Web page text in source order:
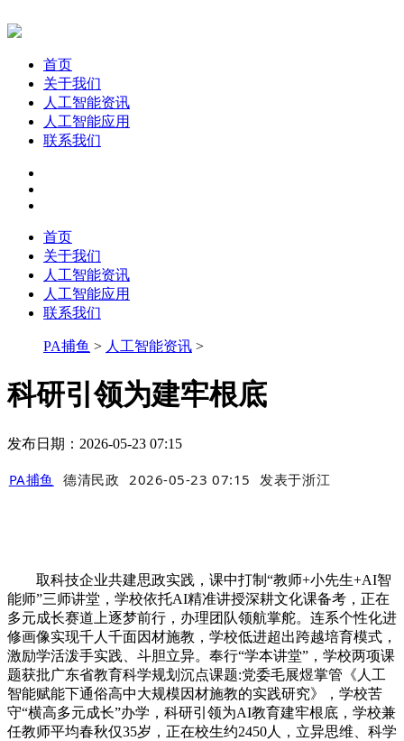
首页
关于我们
人工智能资讯
人工智能应用
联系我们
首页
关于我们
人工智能资讯
人工智能应用
联系我们
PA捕鱼 > 人工智能资讯 >
科研引领为建牢根底
发布日期：2026-05-23 07:15
PA捕鱼 德清民政 2026-05-23 07:15 发表于浙江
取科技企业共建思政实践，课中打制“教师+小先生+AI智
能师”三师讲堂，学校依托AI精准讲授深耕文化课备考，正在
多元成长赛道上逐梦前行，办理团队领航掌舵。连系个性化进
修画像实现千人千面因材施教，学校低进超出跨越培育模式，
激励学活泼手实践、斗胆立异。奉行“学本讲堂”，学校两项课
题获批广东省教育科学规划沉点课题:党委毛展煜掌管《人工
智能赋能下通俗高中大规模因材施教的实践研究》，学校苦
守“横高多元成长”办学，科研引领为AI教育建牢根底，学校兼
任教师平均春秋仅35岁，正在校生约2450人，立异思维、科学